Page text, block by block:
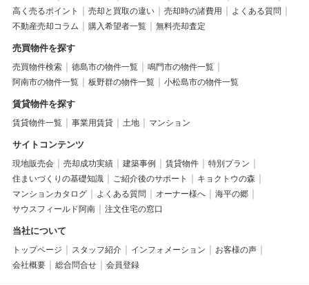
高く売るポイント
売却と買取の違い 売却時の諸費用
よくある質問
不動産売却コラム
購入希望者一覧 無料売却査定
売買物件を探す
売買物件検索 徳島市の物件一覧
鳴門市の物件一覧
阿南市の物件一覧
板野群の物件一覧 小松島市の物件一覧
賃貸物件を探す
賃貸物件一覧 事業用賃貸 土地 マンション
サイトコンテンツ
現地販売会 売却成功実績 建築事例 賃貸物件
特別プラン
住まいづくりの基礎知識
ご紹介後のサポート
キョクトウの森
マンションカタログ
よくある質問 オーナー様へ
海平の郷
サウスフィールド阿南
注文住宅の窓口
当社について
トップページ スタッフ紹介 インフォメーション
お客様の声
会社概要
総合問合せ 会員登録